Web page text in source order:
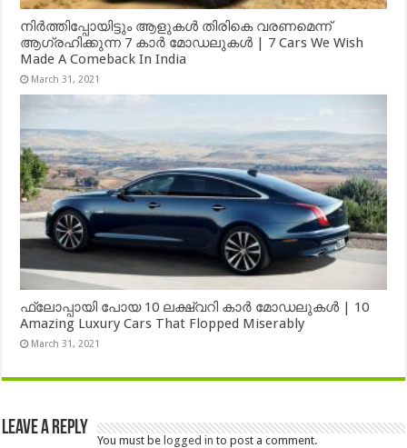
നിർത്തിപ്പോയിട്ടും ആളുകൾ തിരികെ വരണമെന്ന്
ആഗ്രഹിക്കുന്ന 7 കാർ മോഡലുകൾ | 7 Cars We Wish
Made A Comeback In India
March 31, 2021
ഫ്ലോപ്പായി പോയ 10 ലക്ഷ്വറി കാർ മോഡലുകൾ | 10
Amazing Luxury Cars That Flopped Miserably
March 31, 2021
Leave a Reply
You must belogged in to post a comment.